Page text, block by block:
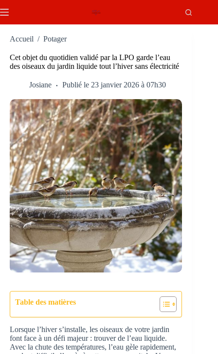
au
Accueil / Potager
Cet objet du quotidien validé par la LPO garde l’eau
des oiseaux du jardin liquide tout l’hiver sans électricité
Josiane Publié le 23 janvier 2026 à 07h30
Table des matières
Lorsque l’hiver s’installe, les oiseaux de votre jardin
font face à un défi majeur : trouver de l’eau liquide.
Avec la chute des températures, l’eau gèle rapidement,